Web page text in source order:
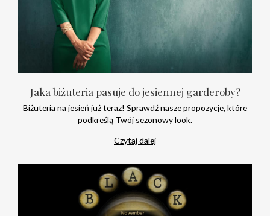
Jaka biżuteria pasuje do jesiennej garderoby?
Biżuteria na jesień już teraz! Sprawdź nasze propozycje, które
podkreślą Twój sezonowy look.
Czytaj dalej